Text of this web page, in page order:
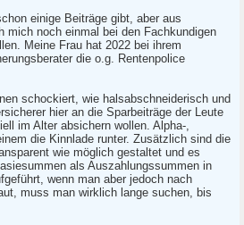
einige Beiträge gibt, aber aus
mich noch einmal bei den Fachkundigen
Meine Frau hat 2022 bei ihrem
die o.g. Rentenpolice
schockiert, wie halsabschneiderisch und
hier an die Sparbeiträge der Leute
im Alter absichern wollen. Alpha-,
die Kinnlade runter. Zusätzlich sind die
wie möglich gestaltet und es
als Auszahlungssummen in
wenn man aber jedoch nach
muss man wirklich lange suchen, bis